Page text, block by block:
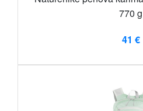
770 g
41 €